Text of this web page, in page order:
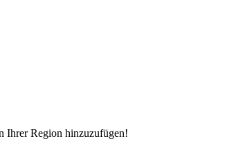
Ihrer Region hinzuzufügen!